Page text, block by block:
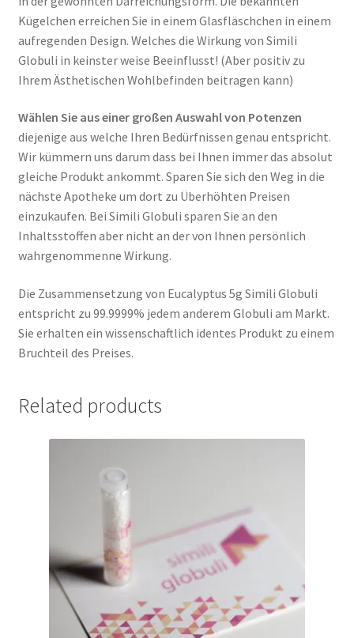
Kügelchen erreichen Sie in einem Glasfläschchen in einem
aufregenden Design. Welches die Wirkung von Simili
Globuli in keinster weise Beeinflusst! (Aber positiv zu
Ihrem Ästhetischen Wohlbefinden beitragen kann)
Wählen Sie aus einer großen Auswahl von Potenzen
diejenige aus welche Ihren Bedürfnissen genau entspricht.
Wir kümmern uns darum dass bei Ihnen immer das absolut
gleiche Produkt ankommt. Sparen Sie sich den Weg in die
nächste Apotheke um dort zu Überhöhten Preisen
einzukaufen. Bei Simili Globuli sparen Sie an den
Inhaltsstoffen aber nicht an der von Ihnen persönlich
wahrgenommenne Wirkung.
Die Zusammensetzung von Eucalyptus 5g Simili Globuli
entspricht zu 99.9999% jedem anderem Globuli am Markt.
Sie erhalten ein wissenschaftlich identes Produkt zu einem
Bruchteil des Preises.
Related products